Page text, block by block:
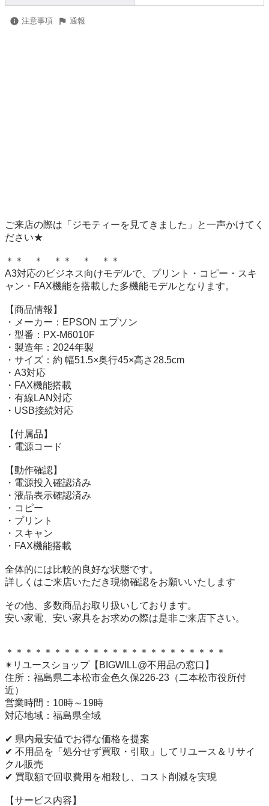
注意事項 通報
ご来店の際は「ジモティーを見てきました」と一声かけてく
ださい★
＊＊　＊　＊＊　＊　＊＊
A3対応のビジネス向けモデルで、プリント・コピー・スキ
ャン・FAX機能を搭載した多機能モデルとなります。
【商品情報】
・メーカー：EPSON エプソン
・型番：PX-M6010F
・製造年：2024年製
・サイズ：約 幅51.5×奥行45×高さ28.5cm
・A3対応
・FAX機能搭載
・有線LAN対応
・USB接続対応
【付属品】
・電源コード
【動作確認】
・電源投入確認済み
・液晶表示確認済み
・コピー
・プリント
・スキャン
・FAX機能搭載
全体的には比較的良好な状態です。
詳しくはご来店いただき現物確認をお願いいたします
その他、多数商品お取り扱いしております。
安い家電、安い家具をお求めの際は是非ご来店下さい。
＊＊＊＊＊＊＊＊＊＊＊＊＊＊＊＊＊＊＊＊＊＊＊
✴︎リユースショップ【BIGWILL@不用品の窓口】
住所：福島県二本松市金色久保226-23（二本松市役所付
近）
営業時間：10時～19時
対応地域：福島県全域
✔ 県内最安値でお得な価格を提案
✔ 不用品を「処分せず買取・引取」してリユース＆リサイ
クル販売
✔ 買取額で回収費用を相殺し、コスト削減を実現
【サービス内容】